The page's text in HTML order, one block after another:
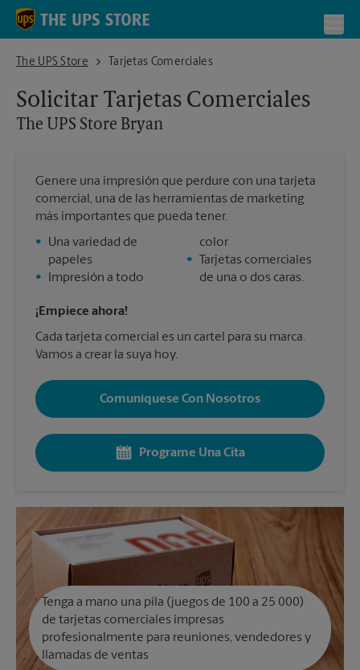
Skip to content
Return to Nav
The UPS Store
The UPS Store BryanTarjetas Comerciales
Solicitar Tarjetas Comerciales
The UPS Store Bryan
Genere una impresión que perdure con una tarjeta
comercial, una de las herramientas de marketing
más importantes que pueda tener.
•
Una variedad de
papeles
•
Impresión a todo
color
•
Tarjetas comerciales
de una o dos caras.
¡Empiece ahora!
Cada tarjeta comercial es un cartel para su marca.
Vamos a crear la suya hoy.
Comuníquese Con Nosotros
Programe Una Cita
Tenga a mano una pila (juegos de 100 a 25 000)
de tarjetas comerciales impresas
profesionalmente para reuniones, vendedores y
llamadas de ventas